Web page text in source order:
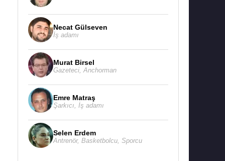
Necat Gülseven
İş adamı
Murat Birsel
Gazeteci, Anchorman
Emre Matraş
Şarkıcı İş adamı
Selen Erdem
Antrenör, Basketbolcu, Sporcu